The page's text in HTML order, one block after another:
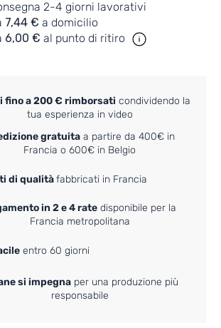
2-4 giorni lavorativi
7,44 € a domicilio
6,00 € al punto di ritiro
fino a 200 € rimborsati condividendo la
tua esperienza in video
gratuita a partire da 400€ in
Francia o 600€ in Belgio
di qualitàfabbricati in Francia
in 2 e 4 ratedisponibile per la
Francia metropolitana
entro 60 giorni
si impegna per una produzione più
responsabile